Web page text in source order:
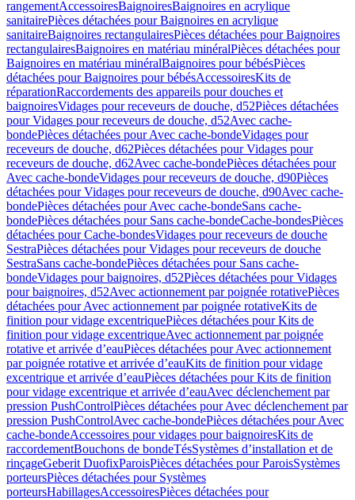
rangementAccessoiresBaignoiresBaignoires en acrylique
sanitairePièces détachées pour Baignoires en acrylique
sanitaireBaignoires rectangulairesPièces détachées pour Baignoires
rectangulairesBaignoires en matériau minéralPièces détachées pour
Baignoires en matériau minéralBaignoires pour bébésPièces
détachées pour Baignoires pour bébésAccessoiresKits de
réparationRaccordements des appareils pour douches et
baignoiresVidages pour receveurs de douche, d52Pièces détachées
pour Vidages pour receveurs de douche, d52Avec cache-
bondePièces détachées pour Avec cache-bondeVidages pour
receveurs de douche, d62Pièces détachées pour Vidages pour
receveurs de douche, d62Avec cache-bondePièces détachées pour
Avec cache-bondeVidages pour receveurs de douche, d90Pièces
détachées pour Vidages pour receveurs de douche, d90Avec cache-
bondePièces détachées pour Avec cache-bondeSans cache-
bondePièces détachées pour Sans cache-bondeCache-bondesPièces
détachées pour Cache-bondesVidages pour receveurs de douche
SestraPièces détachées pour Vidages pour receveurs de douche
SestraSans cache-bondePièces détachées pour Sans cache-
bondeVidages pour baignoires, d52Pièces détachées pour Vidages
pour baignoires, d52Avec actionnement par poignée rotativePièces
détachées pour Avec actionnement par poignée rotativeKits de
finition pour vidage excentriquePièces détachées pour Kits de
finition pour vidage excentriqueAvec actionnement par poignée
rotative et arrivée d’eauPièces détachées pour Avec actionnement
par poignée rotative et arrivée d’eauKits de finition pour vidage
excentrique et arrivée d’eauPièces détachées pour Kits de finition
pour vidage excentrique et arrivée d’eauAvec déclenchement par
pression PushControlPièces détachées pour Avec déclenchement par
pression PushControlAvec cache-bondePièces détachées pour Avec
cache-bondeAccessoires pour vidages pour baignoiresKits de
raccordementBouchons de bondeTésSystèmes d’installation et de
rinçageGeberit DuofixParoisPièces détachées pour ParoisSystèmes
porteursPièces détachées pour Systèmes
porteursHabillagesAccessoiresPièces détachées pour